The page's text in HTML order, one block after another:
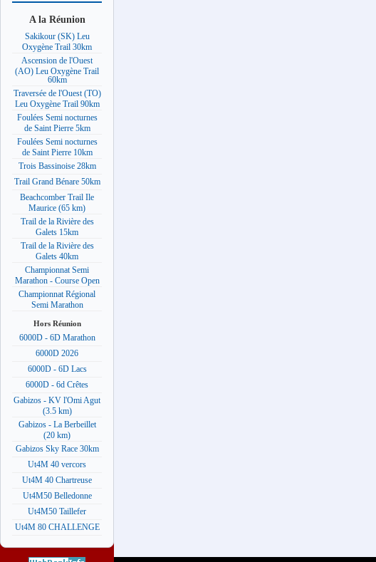
A la Réunion
Sakikour (SK) Leu
Oxygène Trail 30km
Ascension de l'Ouest
(AO) Leu Oxygène Trail
60km
Traversée de l'Ouest (TO)
Leu Oxygène Trail 90km
Foulées Semi nocturnes
de Saint Pierre 5km
Foulées Semi nocturnes
de Saint Pierre 10km
Trois Bassinoise 28km
Trail Grand Bénare 50km
Beachcomber Trail Ile
Maurice (65 km)
Trail de la Rivière des
Galets 15km
Trail de la Rivière des
Galets 40km
Championnat Semi
Marathon - Course Open
Championnat Régional
Semi Marathon
Hors Réunion
6000D - 6D Marathon
6000D 2026
6000D - 6D Lacs
6000D - 6d Crêtes
Gabizos - KV l'Omi Agut
(3.5 km)
Gabizos - La Berbeillet
(20 km)
Gabizos Sky Race 30km
Ut4M 40 vercors
Ut4M 40 Chartreuse
Ut4M50 Belledonne
Ut4M50 Taillefer
Ut4M 80 CHALLENGE